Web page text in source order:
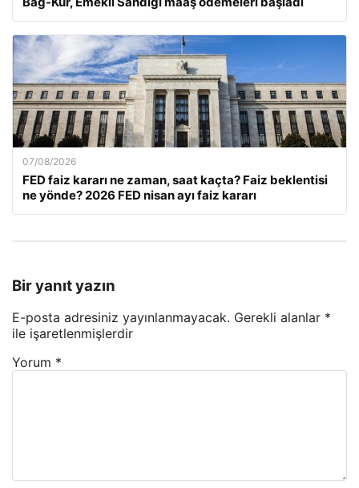
07/08/2026
FED faiz kararı ne zaman, saat kaçta? Faiz beklentisi
ne yönde? 2026 FED nisan ayı faiz kararı
Bir yanıt yazın
E-posta adresiniz yayınlanmayacak. Gerekli alanlar *
ile işaretlenmişlerdir
Yorum *